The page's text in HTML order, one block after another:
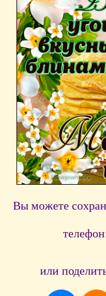
Вы можете
или